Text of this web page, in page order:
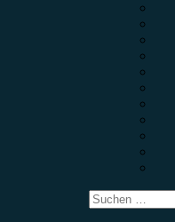
Suchen
nach: